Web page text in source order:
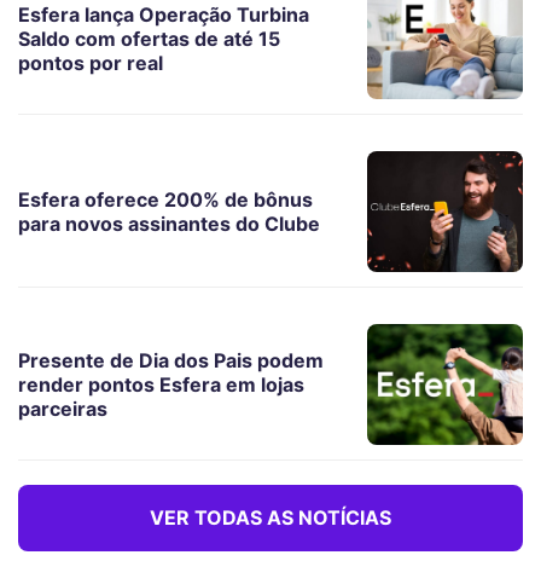
Esfera lança Operação Turbina
Saldo com ofertas de até 15
pontos por real
Esfera oferece 200% de bônus
para novos assinantes do Clube
Presente de Dia dos Pais podem
render pontos Esfera em lojas
parceiras
VER TODAS AS NOTÍCIAS